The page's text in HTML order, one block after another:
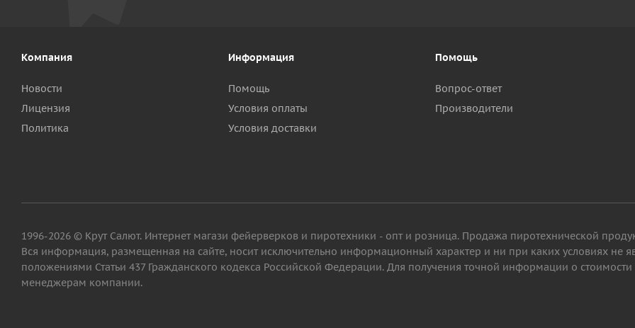
Компания
Новости
Лицензия
Политика
Информация
Помощь
Условия оплаты
Условия доставки
Помощь
Вопрос-ответ
Производители
1996-2026 © Крут Салют. Интернет магази фейерверков и пиротехники - опт и розница. Продажа пиротехнической
Вся информация, размещенная на сайте, носит исключительно информационный характер и ни при каких условиях не
положениями Статьи 437 Гражданского кодекса Российской Федерации. Для получения точной информации о стоимости
менеджерам компании.